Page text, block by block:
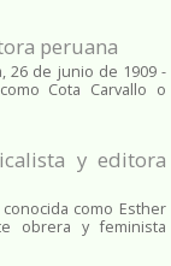
peruana
26 de junio de 1909 -
Cota Carvallo o
y editora
como Esther
obrera y feminista